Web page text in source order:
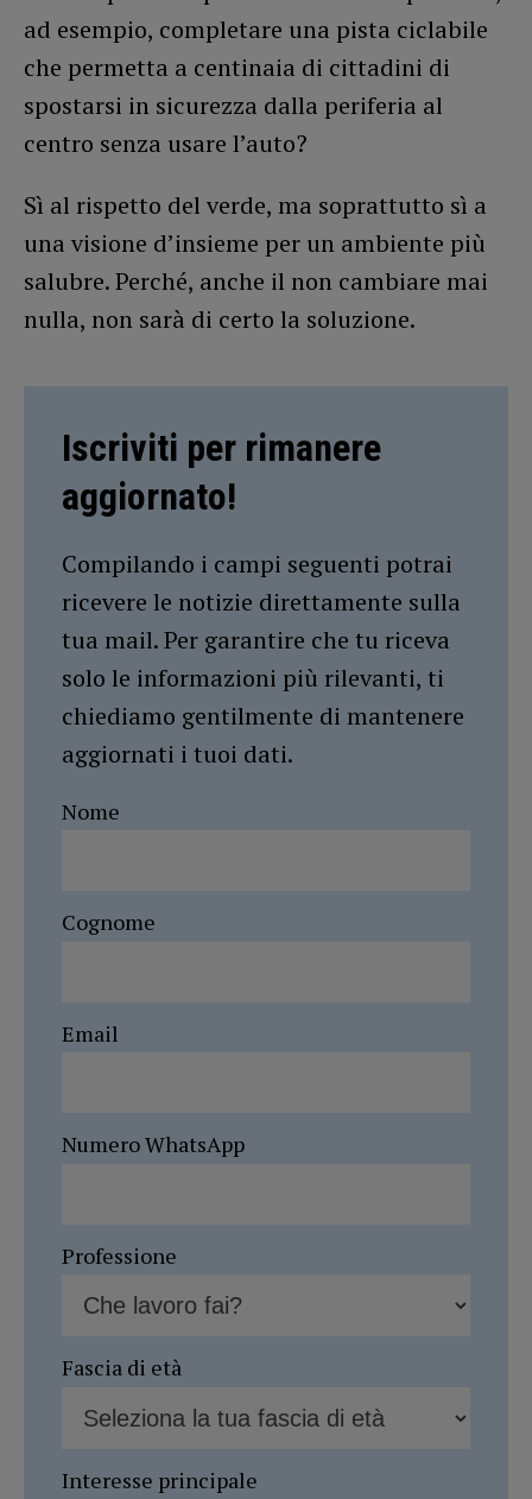
ad esempio, completare una pista ciclabile
che permetta a centinaia di cittadini di
spostarsi in sicurezza dalla periferia al
centro senza usare l’auto?
Sì al rispetto del verde, ma soprattutto sì a
una visione d’insieme per un ambiente più
salubre. Perché, anche il non cambiare mai
nulla, non sarà di certo la soluzione.
Iscriviti per rimanere
aggiornato!
Compilando i campi seguenti potrai
ricevere le notizie direttamente sulla
tua mail. Per garantire che tu riceva
solo le informazioni più rilevanti, ti
chiediamo gentilmente di mantenere
aggiornati i tuoi dati.
Nome
Cognome
Email
Numero WhatsApp
Professione
Fascia di età
Interesse principale